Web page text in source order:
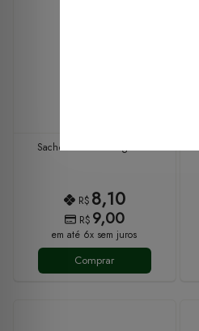
Sachê Aromático 10g Brise
R$ 8,10
R$ 9,00
em até 6x sem juros
Comprar